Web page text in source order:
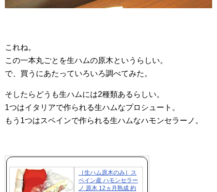
これね。
この一本丸ごとを生ハムの原木というらしい。
で、買うにあたっていろいろ調べてみた。
そしたらどうも生ハムには2種類あるらしい。
1つはイタリアで作られる生ハムなプロシュート。
もう1つはスペインで作られる生ハムなハモンセラーノ。
［生ハム原木のみ］ス
ペイン産 ハモンセラー
ノ 原木 12ヵ月熟成 約